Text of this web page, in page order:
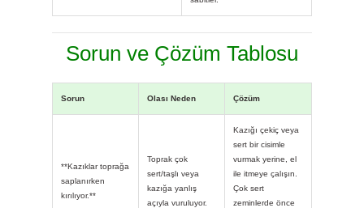
Sorun ve Çözüm Tablosu
Sorun Olası Neden Çözüm
**Kazıklar toprağa
saplanırken
kırılıyor.**
Toprak çok
sert/taşlı veya
kazığa yanlış
açıyla vuruluyor.
Kazığı çekiç veya
sert bir cisimle
vurmak yerine, el
ile itmeye çalışın.
Çok sert
zeminlerde önce